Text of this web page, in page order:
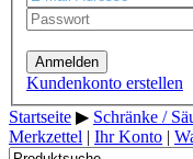
Anmelden
Kundenkonto erstellen
Startseite ▶ Schränke /
Merkzettel
Ihr Konto